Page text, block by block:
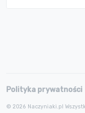
Polityka prywatności
© 2026 Naczyniaki.pl